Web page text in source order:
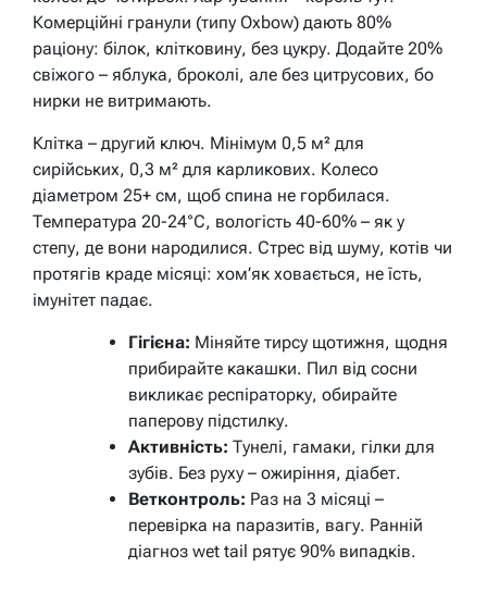
Комерційні гранули (типу Oxbow) дають 80%
раціону: білок, клітковину, без цукру. Додайте 20%
свіжого – яблука, броколі, але без цитрусових, бо
нирки не витримають.
Клітка – другий ключ. Мінімум 0,5 м² для
сирійських, 0,3 м² для карликових. Колесо
діаметром 25+ см, щоб спина не горбилася.
Температура 20-24°C, вологість 40-60% – як у
степу, де вони народилися. Стрес від шуму, котів чи
протягів краде місяці: хом’як ховається, не їсть,
імунітет падає.
Гігієна: Міняйте тирсу щотижня, щодня
прибирайте какашки. Пил від сосни
викликає респіраторку, обирайте
паперову підстилку.
Активність: Тунелі, гамаки, гілки для
зубів. Без руху – ожиріння, діабет.
Ветконтроль: Раз на 3 місяці –
перевірка на паразитів, вагу. Ранній
діагноз wet tail рятує 90% випадків.